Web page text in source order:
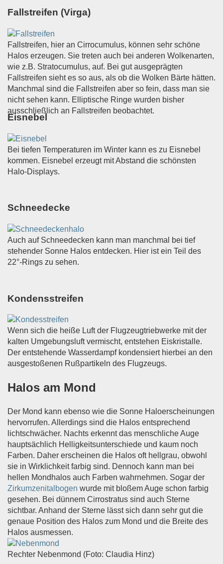
Fallstreifen (Virga)
Fallstreifen, hier an Cirrocumulus, können sehr schöne
Halos erzeugen. Sie treten auch bei anderen Wolkenarten,
wie z.B. Stratocumulus, auf. Bei gut ausgeprägten
Fallstreifen sieht es so aus, als ob die Wolken Bärte hätten.
Manchmal sind die Fallstreifen aber so fein, dass man sie
nicht sehen kann. Elliptische Ringe wurden bisher
ausschließlich an Fallstreifen beobachtet.
Eisnebel
Bei tiefen Temperaturen im Winter kann es zu Eisnebel
kommen. Eisnebel erzeugt mit Abstand die schönsten
Halo-Displays.
Schneedecke
Auch auf Schneedecken kann man manchmal bei tief
stehender Sonne Halos entdecken. Hier ist ein Teil des
22°-Rings zu sehen.
Kondensstreifen
Wenn sich die heiße Luft der Flugzeugtriebwerke mit der
kalten Umgebungsluft vermischt, entstehen Eiskristalle.
Der entstehende Wasserdampf kondensiert hierbei an den
ausgestoßenen Rußpartikeln des Flugzeugs.
Halos am Mond
Der Mond kann ebenso wie die Sonne Haloerscheinungen
hervorrufen. Allerdings sind die Halos entsprechend
lichtschwächer. Nachts erkennt das menschliche Auge
hauptsächlich Helligkeitsunterschiede und kaum noch
Farben. Daher erscheinen die Halos oft hellgrau, obwohl
sie in Wirklichkeit farbig sind. Dennoch kann man bei
hellen Mondhalos auch Farben wahrnehmen. Sogar der
Zirkumzenitalbogen wurde mit bloßem Auge schon farbig
gesehen. Bei dünnem Cirrostratus sind auch Sterne
sichtbar. Anhand der Sterne lässt sich dann sehr gut die
genaue Position des Halos zum Mond und die Breite des
Halos ausmessen.
Rechter Nebenmond (Foto: Claudia Hinz)